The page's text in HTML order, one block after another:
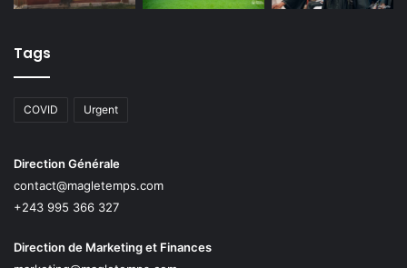
Tags
COVID Urgent
Direction Générale
contact@magletemps.com
+243 995 366 327
Direction de Marketing et Finances